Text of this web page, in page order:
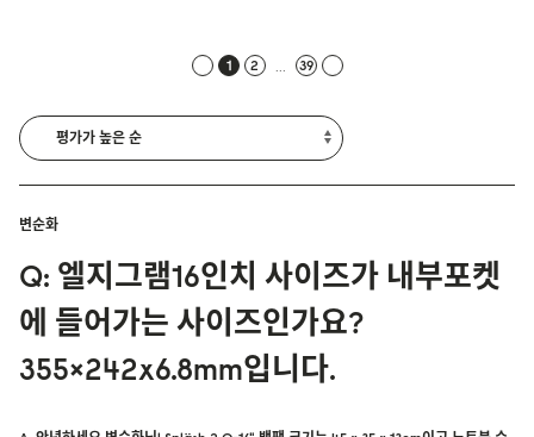
1 2 ... 39
변순화
Q: 엘지그램16인치 사이즈가 내부포켓
에 들어가는 사이즈인가요?
355×242x6.8mm입니다.